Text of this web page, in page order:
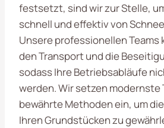
festsetzt, sind wir zur Stelle,
schnell und effektiv von
Unsere professionellen Teams
den Transport und die
sodass Ihre Betriebsabläufe
werden. Wir setzen modernste
bewährte Methoden ein, um
Ihren Grundstücken zu